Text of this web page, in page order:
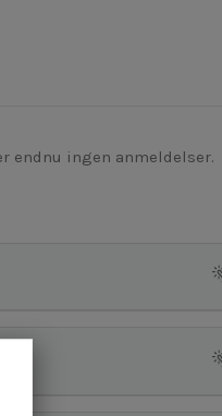
endnu ingen anmeldelser.